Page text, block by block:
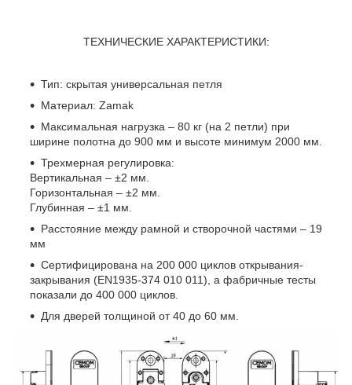
ТЕХНИЧЕСКИЕ ХАРАКТЕРИСТИКИ:
Тип: скрытая универсальная петля
Материал: Zamak
Максимальная нагрузка – 80 кг (на 2 петли) при
ширине полотна до 900 мм и высоте минимум 2000 мм.
Трехмерная регулировка:
Вертикальная – ±2 мм.
Горизонтальная – ±2 мм.
Глубинная – ±1 мм.
Расстояние между рамной и створочной частями – 19
мм
Сертифицирована на 200 000 циклов открывания-
закрывания (EN1935-374 010 011), а фабричные тесты
показали до 400 000 циклов.
Для дверей толщиной от 40 до 60 мм.